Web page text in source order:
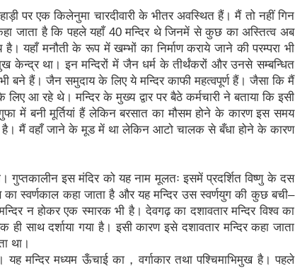
पर एक किलेनुमा चारदीवारी के भीतर अवस्थित हैं। मैं तो नहीं गिन
जाता है कि पहले यहाँ 40 मन्दिर थे जिनमें से कुछ का अस्तित्व अब
यहाँ मनौती के रूप में खम्भों का निर्माण कराये जाने की परम्परा भी
केन्द्र था। इन मन्दिरों में जैन धर्म के तीर्थंकरों और उनसे सम्बन्धित
भी बने हैं। जैन समुदाय के लिए ये मन्दिर काफी महत्वपूर्ण हैं। जैसा कि मैं
आ रहे थे। मन्दिर के मुख्य द्वार पर बैठे कर्मचारी ने बताया कि इसी
में बनी मूर्तियां हैं लेकिन बरसात का मौसम होने के कारण इस समय
है। मैं वहाँ जाने के मूड में था लेकिन आटो चालक से बँधा होने के कारण
गुप्तकालीन इस मंदिर को यह नाम मूलतः इसमें प्रदर्शित विष्णु के दस
का स्वर्णकाल कहा जाता है और यह मन्दिर उस स्वर्णयुग की कुछ बची–
न होकर एक स्मारक भी है। देवगढ़ का दशावतार मन्दिर विश्व का
साथ दर्शाया गया है। इसी कारण इसे दशावतार मन्दिर कहा जाता
था।
यह मन्दिर मध्यम ऊँचाई का，वर्गाकार तथा पश्चिमाभिमुख है। पहले